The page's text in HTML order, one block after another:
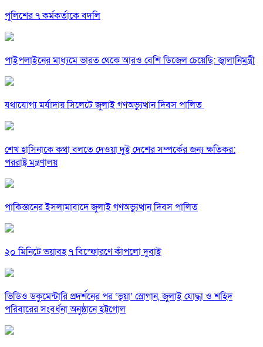
পুলিশের ৭ কর্মকর্তাকে বদলি
পাইপলাইনের মাধ্যমে ভারত থেকে আরও বেশি ডিজেল চেয়েছি: জ্বালানিমন্ত্রী
যথাযোগ্য মর্যাদায় সিলেটে জুলাই গণঅভ্যুত্থান দিবস পালিত
শেখ হাসিনাকে কথা বলতে দেওয়া দুই দেশের সম্পর্কের জন্য ক্ষতিকর:
পররাষ্ট্র মন্ত্রণালয়
পাকিস্তানের ইসলামাবাদে জুলাই গণঅভ্যুত্থান দিবস পালিত
২০ মিনিটে ভয়াবহ ৭ বিস্ফোরণে কাঁপলো দুবাই
ভিডিও ডকুমেন্টারি প্রদর্শনের পর ‘ভুয়া’ স্লোগান, জুলাই যোদ্ধা ও শহিদ
পরিবারের সংবর্ধনা অনুষ্ঠানে হট্টগোল